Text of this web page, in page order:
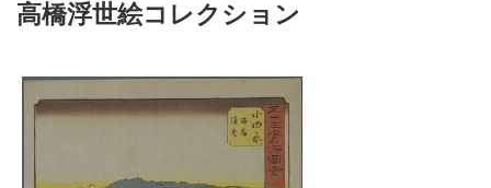
高橋浮世絵コレクション